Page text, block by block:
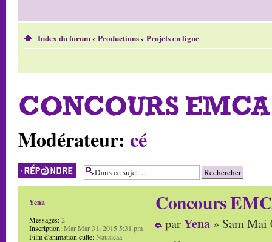
Index du forum‹ Productions‹ Projets en ligne
CONCOURS
Modérateur: cé
Répondre
Concours
parYena » Sam Mai
Yena
Messages:2
Inscription:Mar Mar 31, 2015 5:31 pm
Film d'animation culte:Nausicaa